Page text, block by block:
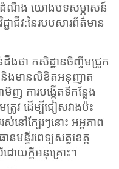
ជូនដំណឹង យោងបទសម្ភាសន៍
ាជីវ:នៃរបបសារព័ត៌មាន
ងថា កសិដ្ឋានចិញ្ចឹមជ្រូក
និងមានលិខិតអនុញាត
ការបង្កើតទីកន្លែង
រូវ ដើម្បីជៀសវាងប៉ះ
ស់នៅក្បែរៗនោះ អអ្គភាព
ន្ទីរពេទ្យសត្វខេត្ត
ោយក្តីអនុគ្រោះ។